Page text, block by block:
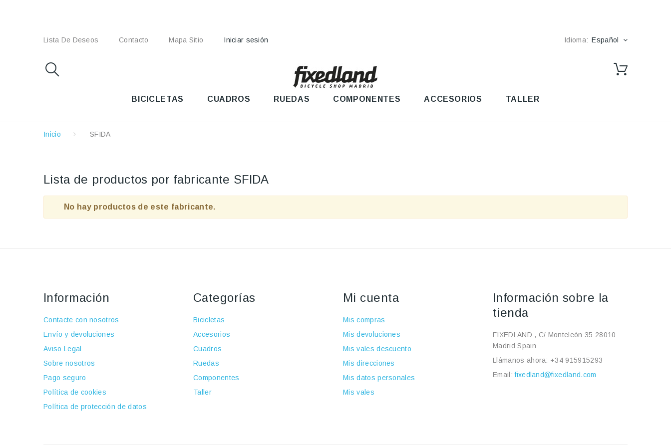
Lista De Deseos Contacto Mapa Sitio Iniciar sesión Idioma: Español
BICICLETAS CUADROS RUEDAS COMPONENTES ACCESORIOS TALLER
Inicio SFIDA
Lista de productos por fabricante SFIDA
No hay productos de este fabricante.
Información
Contacte con nosotros
Envío y devoluciones
Aviso Legal
Sobre nosotros
Pago seguro
Política de cookies
Política de protección de datos
Categorías
Bicicletas
Accesorios
Cuadros
Ruedas
Componentes
Taller
Mi cuenta
Mis compras
Mis devoluciones
Mis vales descuento
Mis direcciones
Mis datos personales
Mis vales
Información sobre la
tienda
FIXEDLAND , C/ Monteleón 35 28010
Madrid Spain
Llámanos ahora: +34 915915293
Email:fixedland@fixedland.com